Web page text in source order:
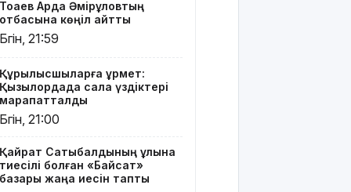
Президент
Солтүстік
Қазақстан
90
жылдығымен
құттықтады
алаяқтығының
жаңа түрі
туралы
Тоқаев Ардақ Әмірқұловтың
отбасына көңіл айтты
Бүгін, 21:59
Құрылысшыларға құрмет:
Қызылордада сала үздіктері
марапатталды
Бүгін, 21:00
Қайрат Сатыбалдының ұлына
тиесілі болған «Байсат»
базары жаңа иесін тапты